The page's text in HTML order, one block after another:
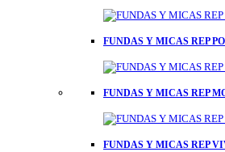
FUNDAS Y MICAS REP
FUNDAS Y MICAS REP
FUNDAS Y MICAS REP